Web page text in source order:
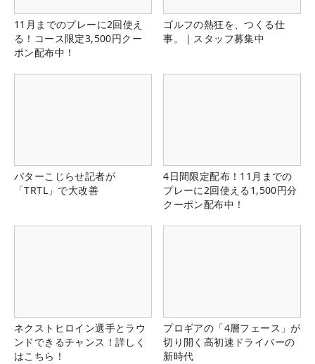
11月までのプレーに2回使え
る！コース限定3,500円クー
ポン配布中！
ゴルフの熱狂を、つくる仕
事。｜スタッフ募集中
パターこじらせ記者が
「TRTL」で大改善
4日間限定配布！11月までの
プレーに2回使える1,500円分
クーポン配布中！
ネクストヒロイン選手とラウ
ンドできるチャンス！詳しく
はこちら！
プロギアの「4層フェース」が
切り開く高初速ドライバーの
新時代